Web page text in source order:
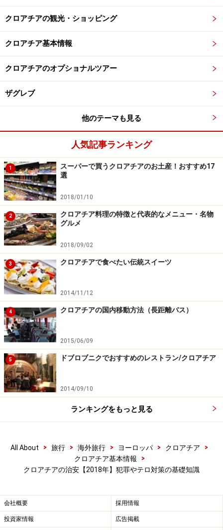
りでコミュニケーションで戸惑うことがあると思います
が、万が一の際、スムーズに手続きが進むように、クロ
アチア旅行に発つ前に在クロアチア日本大使館が提供し
ている 「被害状況説明書」
を事前にプリントアウトして
夏に注意！ アクセサリーが狙われます
クロアチアの夏は日差しが強く暑いので、Ｔシャツなど
肌の露出の多い格好で歩くことがほとんどとなります。
首元をネックレスで飾ったり、イヤリングやブレスレッ
ト、腕時計など貴金属でオシャレをする方が多いです
が、これらのアクセサリーを狙ったひったくりの標的に
なることがあるので注意してください。防犯や紛失防止
のためにも、旅行中に高価なアクセサリーをつけるのは
避けることをおすすめします。歩行中に突然、身に着け
ている貴金属を強奪されたという事件が報告されていま
す。特に女性が狙われやすいようですが、もちろん男性
も気をつけてください。
＞＞タクシーを利用する際の注意点と役立つクロアチア
語フレーズ
※記事内容は執筆時点のものです。最新の内容をご確認くださ
い。
※海外を訪れる際には最新情報の入手に努め、「外務省 海外安全
ホームページ」を確認するなど、安全確保に十分注意を払ってく
ださい。
1/4
クロアチアの観光・ショッピング
クロアチア基本情報
クロアチアのオプショナルツアー
ザグレブ
他のテーマも見る
人気記事ランキング
1
スーパーで買うクロアチアのお土産！おすすめ17
選
2018/01/10
2
クロアチア料理の特徴と代表的なメニュー・名物
グルメ
2018/09/02
3 クロアチアで食べたい伝統スイーツ
2014/11/12
4 クロアチアの国内移動方法（長距離バス）
2015/06/09
5 ドブロブニクでおすすめのレストラン/クロアチア
2014/09/10
ランキングをもっと見る
All About > 旅行 > 海外旅行 > ヨーロッパ > クロアチア
>
クロアチア基本情報
>
クロアチアの治安【2018年】犯罪やテロ対策の基礎知識
会社概要 採用情報
投資家情報 広告掲載